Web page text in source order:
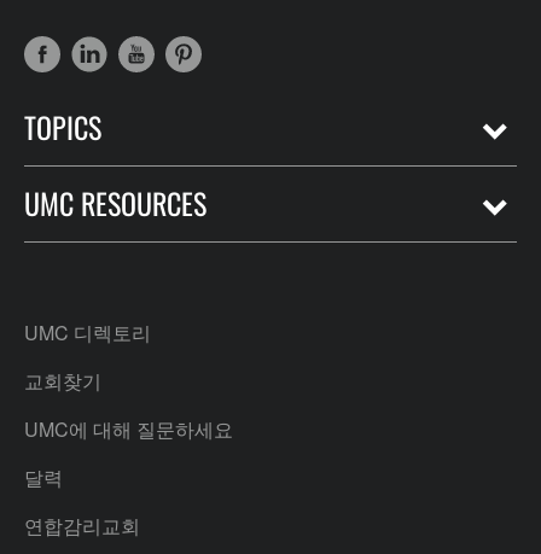
TOPICS
UMC RESOURCES
UMC 디렉토리
교회찾기
UMC에 대해 질문하세요
달력
연합감리교회